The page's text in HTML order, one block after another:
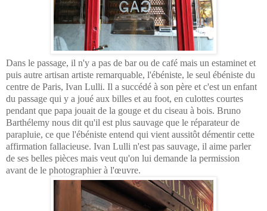
Dans le passage, il n'y a pas de bar ou de café mais un estaminet et
puis autre artisan artiste remarquable, l'ébéniste, le seul ébéniste du
centre de Paris, Ivan Lulli. Il a succédé à son père et c'est un enfant
du passage qui y a joué aux billes et au foot, en culottes courtes
pendant que papa jouait de la gouge et du ciseau à bois. Bruno
Barthélemy nous dit qu'il est plus sauvage que le réparateur de
parapluie, ce que l'ébéniste entend qui vient aussitôt démentir cette
affirmation fallacieuse. Ivan Lulli n'est pas sauvage, il aime parler
de ses belles pièces mais veut qu'on lui demande la permission
avant de le photographier à l'œuvre.